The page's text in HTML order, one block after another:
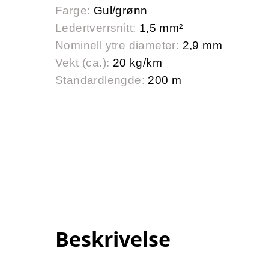
Farge: Gul/grønn
Ledertverrsnitt: 1,5 mm²
Nominell ytre diameter: 2,9 mm
Vekt (ca.): 20 kg/km
Standardlengde: 200 m
Beskrivelse